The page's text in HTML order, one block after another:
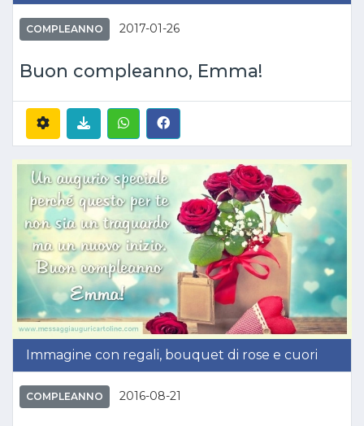
COMPLEANNO 2017-01-26
Buon compleanno, Emma!
Immagine con regali, bouquet di rose e cuori
COMPLEANNO 2016-08-21